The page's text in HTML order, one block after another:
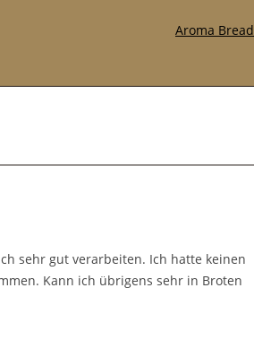
Aroma Bread
sehr gut verarbeiten. Ich hatte keinen
Kann ich übrigens sehr in Broten